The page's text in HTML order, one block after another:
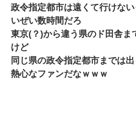
裁判官「お互いに最後に言いたいことは
「…」A「夫を一発殴らせてほしい」裁
ワイアラサー主婦、昨晩久しぶりに夫と
全く親しくないママ友Aから突然「飲み
断りした。後日Aの企みを知ってゾッと
政令指定都市は遠くて行けな
いぜい数時間だろ
東京(？)から違う県のド田舎ま
けど
同じ県の政令指定都市までは
熱心なファンだなｗｗｗ